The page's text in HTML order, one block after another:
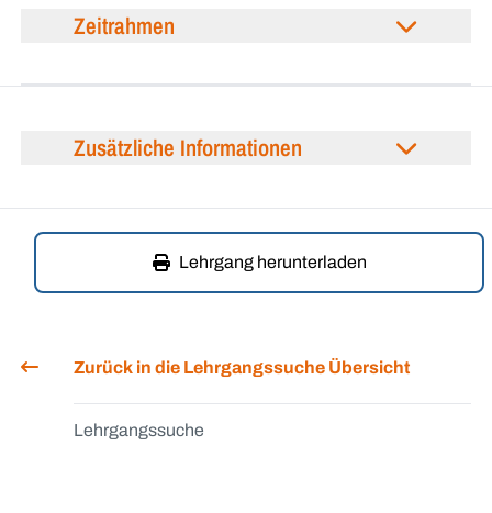
Zeitrahmen
Zusätzliche Informationen
Lehrgang herunterladen
Zurück in die Lehrgangssuche Übersicht
Lehrgangssuche